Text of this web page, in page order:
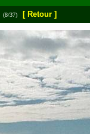
(8/37) [ Retour ]